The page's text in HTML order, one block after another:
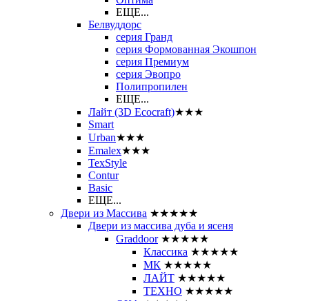
ЕЩЕ...
Белвуддорс
серия Гранд
серия Формованная Экошпон
серия Премиум
серия Эвопро
Полипропилен
ЕЩЕ...
Лайт (3D Ecocraft)★★★
Smart
Urban★★★
Emalex★★★
TexStyle
Contur
Basic
ЕЩЕ...
Двери из Массива ★★★★★
Двери из массива дуба и ясеня
Graddoor ★★★★★
Классика ★★★★★
МК ★★★★★
ЛАЙТ ★★★★★
ТЕХНО ★★★★★